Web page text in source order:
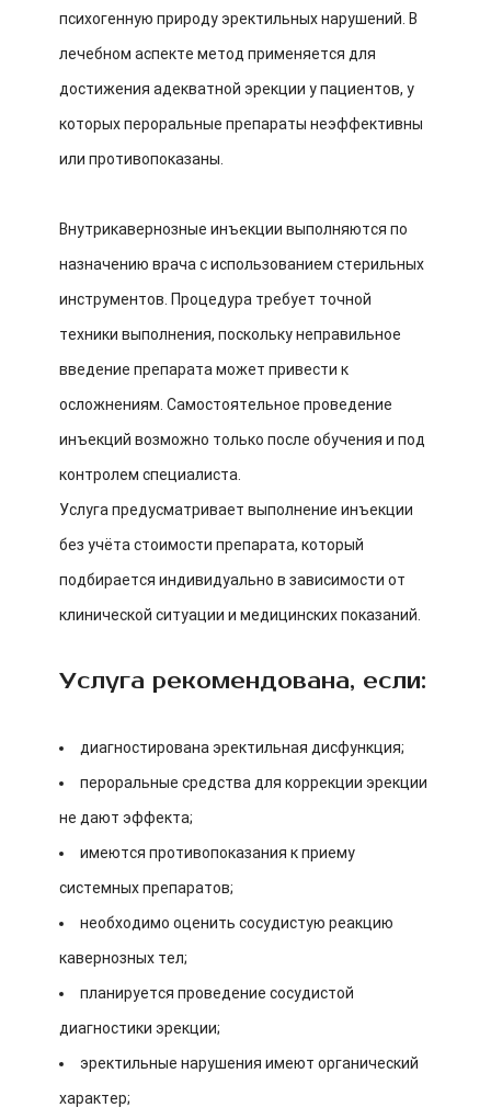
психогенную природу эректильных нарушений. В
лечебном аспекте метод применяется для
достижения адекватной эрекции у пациентов, у
которых пероральные препараты неэффективны
или противопоказаны.
Внутрикавернозные инъекции выполняются по
назначению врача с использованием стерильных
инструментов. Процедура требует точной
техники выполнения, поскольку неправильное
введение препарата может привести к
осложнениям. Самостоятельное проведение
инъекций возможно только после обучения и под
контролем специалиста.
Услуга предусматривает выполнение инъекции
без учёта стоимости препарата, который
подбирается индивидуально в зависимости от
клинической ситуации и медицинских показаний.
Услуга рекомендована, если:
диагностирована эректильная дисфункция;
пероральные средства для коррекции эрекции
не дают эффекта;
имеются противопоказания к приему
системных препаратов;
необходимо оценить сосудистую реакцию
кавернозных тел;
планируется проведение сосудистой
диагностики эрекции;
эректильные нарушения имеют органический
характер;